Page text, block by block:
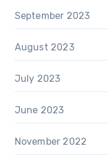
September 2023
August 2023
July 2023
June 2023
November 2022